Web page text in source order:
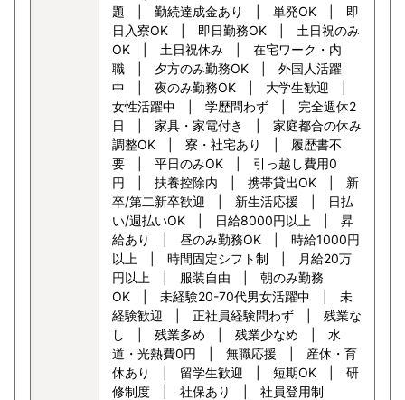
題 | 勤続達成金あり | 単発OK | 即
日入寮OK | 即日勤務OK | 土日祝のみ
OK | 土日祝休み | 在宅ワーク・内
職 | 夕方のみ勤務OK | 外国人活躍
中 | 夜のみ勤務OK | 大学生歓迎 |
女性活躍中 | 学歴問わず | 完全週休2
日 | 家具・家電付き | 家庭都合の休み
調整OK | 寮・社宅あり | 履歴書不
要 | 平日のみOK | 引っ越し費用0
円 | 扶養控除内 | 携帯貸出OK | 新
卒/第二新卒歓迎 | 新生活応援 | 日払
い/週払いOK | 日給8000円以上 | 昇
給あり | 昼のみ勤務OK | 時給1000円
以上 | 時間固定シフト制 | 月給20万
円以上 | 服装自由 | 朝のみ勤務
OK | 未経験20-70代男女活躍中 | 未
経験歓迎 | 正社員経験問わず | 残業な
し | 残業多め | 残業少なめ | 水
道・光熱費0円 | 無職応援 | 産休・育
休あり | 留学生歓迎 | 短期OK | 研
修制度 | 社保あり | 社員登用制